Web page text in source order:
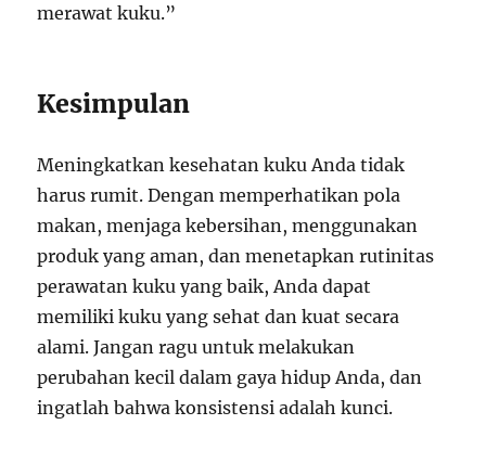
merawat kuku.”
Kesimpulan
Meningkatkan kesehatan kuku Anda tidak
harus rumit. Dengan memperhatikan pola
makan, menjaga kebersihan, menggunakan
produk yang aman, dan menetapkan rutinitas
perawatan kuku yang baik, Anda dapat
memiliki kuku yang sehat dan kuat secara
alami. Jangan ragu untuk melakukan
perubahan kecil dalam gaya hidup Anda, dan
ingatlah bahwa konsistensi adalah kunci.